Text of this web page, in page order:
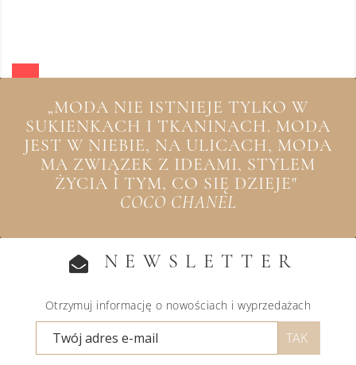
„MODA NIE ISTNIEJE TYLKO W
SUKIENKACH I TKANINACH. MODA
JEST W NIEBIE, NA ULICACH, MODA
MA ZWIĄZEK Z IDEAMI, STYLEM
ŻYCIA I TYM, CO SIĘ DZIEJE"
COCO CHANEL
NEWSLETTER
Otrzymuj informację o nowościach i wyprzedażach